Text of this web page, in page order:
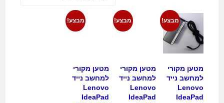
מבצע!
מטען מקורי
למחשב נייד
Lenovo
IdeaPad
מבצע!
מטען מקורי
למחשב נייד
Lenovo
IdeaPad
מבצע!
מטען מקורי
למחשב נייד
Lenovo
IdeaPad